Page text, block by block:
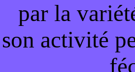
par la
activité